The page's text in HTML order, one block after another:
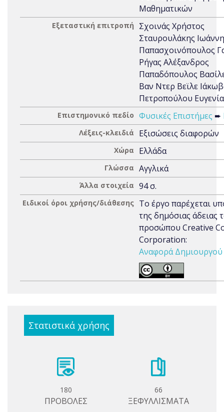
Μαθηματικών
Εξεταστική επιτροπή
Σχοινάς Χρήστος
Σταυρουλάκης
Παπασχοινόπουλος
Ρήγας Αλέξανδρος
Παπαδόπουλος
Βαν Ντερ Βεϊλε
Πετροπούλου Ευγενία
Επιστημονικό πεδίο Φυσικές Επιστήμες ➨
Λέξεις-κλειδιά Εξισώσεις διαφορών
Χώρα Ελλάδα
Γλώσσα Αγγλικά
Άλλα στοιχεία 94 σ.
Ειδικοί όροι χρήσης/διάθεσης Το έργο παρέχεται
της δημόσιας άδειας
προσώπου Creative
Corporation:
Αναφορά Δημιουργού
Στατιστικά χρήσης
180
ΠΡΟΒΟΛΕΣ
66
ΞΕΦΥΛΛΙΣΜΑΤΑ